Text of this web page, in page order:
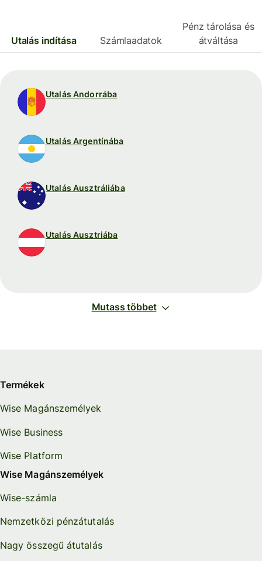
Utalás indítása Számlaadatok
Pénz tárolása és
átváltása
Utalás Andorrába
Utalás Argentínába
Utalás Ausztráliába
Utalás Ausztriába
Mutass többet
Termékek
Wise Magánszemélyek
Wise Business
Wise Platform
Wise Magánszemélyek
Wise-számla
Nemzetközi pénzátutalás
Nagy összegű átutalás